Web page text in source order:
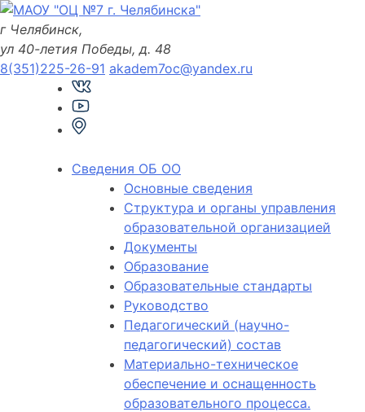
Skip
to
content
г Челябинск,
ул 40-летия Победы, д. 48
8(351)225-26-91 akadem7oc@yandex.ru
Сведения ОБ ОО
Основные сведения
Структура и органы управления
образовательной организацией
Документы
Образование
Образовательные стандарты
Руководство
Педагогический (научно-
педагогический) состав
Материально-техническое
обеспечение и оснащенность
образовательного процесса.